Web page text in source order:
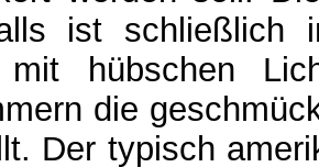
ist schließlich
mit hübschen
die
Der typisch